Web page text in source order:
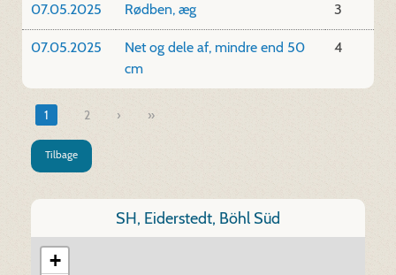
07.05.2025 Rødben, æg 3
07.05.2025
Net og dele af, mindre end 50
cm
4
1 2 »
Tilbage
SH, Eiderstedt, Böhl Süd
+